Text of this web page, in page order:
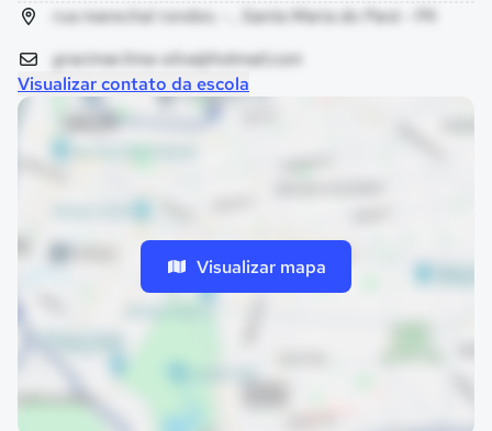
rua marechal rondon, - , Santa Maria do Pará - PA
gracimar.lima-silva@hotmail.com
Visualizar contato da escola
Visualizar mapa